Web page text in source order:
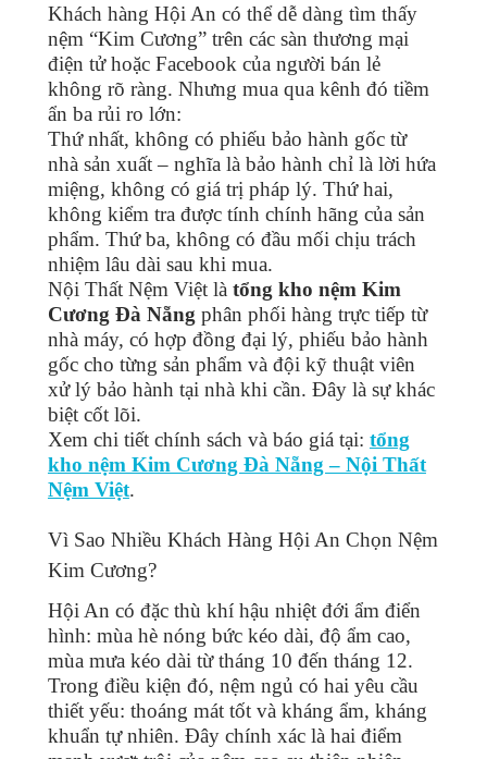
Khách hàng Hội An có thể dễ dàng tìm thấy
nệm “Kim Cương” trên các sàn thương mại
điện tử hoặc Facebook của người bán lẻ
không rõ ràng. Nhưng mua qua kênh đó tiềm
ẩn ba rủi ro lớn:
Thứ nhất, không có phiếu bảo hành gốc từ
nhà sản xuất – nghĩa là bảo hành chỉ là lời hứa
miệng, không có giá trị pháp lý. Thứ hai,
không kiểm tra được tính chính hãng của sản
phẩm. Thứ ba, không có đầu mối chịu trách
nhiệm lâu dài sau khi mua.
Nội Thất Nệm Việt là tổng kho nệm Kim
Cương Đà Nẵng phân phối hàng trực tiếp từ
nhà máy, có hợp đồng đại lý, phiếu bảo hành
gốc cho từng sản phẩm và đội kỹ thuật viên
xử lý bảo hành tại nhà khi cần. Đây là sự khác
biệt cốt lõi.
Xem chi tiết chính sách và báo giá tại: tổng
kho nệm Kim Cương Đà Nẵng – Nội Thất
Nệm Việt.
Vì Sao Nhiều Khách Hàng Hội An Chọn Nệm
Kim Cương?
Hội An có đặc thù khí hậu nhiệt đới ẩm điển
hình: mùa hè nóng bức kéo dài, độ ẩm cao,
mùa mưa kéo dài từ tháng 10 đến tháng 12.
Trong điều kiện đó, nệm ngủ có hai yêu cầu
thiết yếu: thoáng mát tốt và kháng ẩm, kháng
khuẩn tự nhiên. Đây chính xác là hai điểm